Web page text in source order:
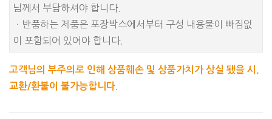
님께서 부담하셔야 합니다.
ㆍ반품하는 제품은 포장박스에서부터 구성 내용물이 빠짐없
이 포함되어 있어야 합니다.
고객님의 부주의로 인해 상품훼손 및 상품가치가 상실 됐을 시,
교환/환불이 불가능합니다.